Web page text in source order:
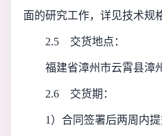
面的研究工作，详见技术规
2.5 交货地点：
福建省漳州市云霄县漳
2.6 交货期：
1）合同签署后两周内